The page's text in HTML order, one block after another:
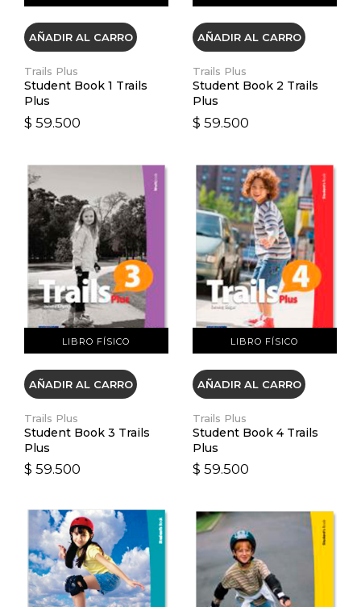
AÑADIR AL CARRO
Trails Plus
Student Book 1 Trails
Plus
$ 59.500
AÑADIR AL CARRO
Trails Plus
Student Book 2 Trails
Plus
$ 59.500
LIBRO FÍSICO
VER DETALLES
AÑADIR AL CARRO
Trails Plus
Student Book 3 Trails
Plus
$ 59.500
LIBRO FÍSICO
VER DETALLES
AÑADIR AL CARRO
Trails Plus
Student Book 4 Trails
Plus
$ 59.500
VER DETALLES VER DETALLES